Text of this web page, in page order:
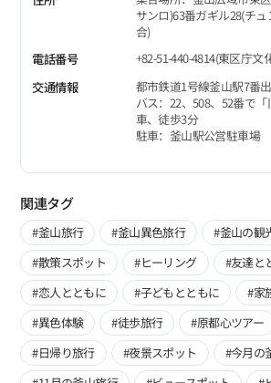
サンロ)63番ガギル28(チ
合)
電話番号
+82-51-440-4814(東区庁文
交通情報
都市鉄道1号線釜山駅7番
バス：22、508、52番で
車、徒歩3分
駐車：釜山駅公営駐車場
関連タグ
#釜山旅行 #釜山異色旅行
#釜山の観
#散策スポット
#ヒーリング
#友達と
#恋人とともに
#子どもとともに
#家
#異色体験
#徒歩旅行 #原都心ツアー
#日帰り旅行
#夜景スポット
#今月の